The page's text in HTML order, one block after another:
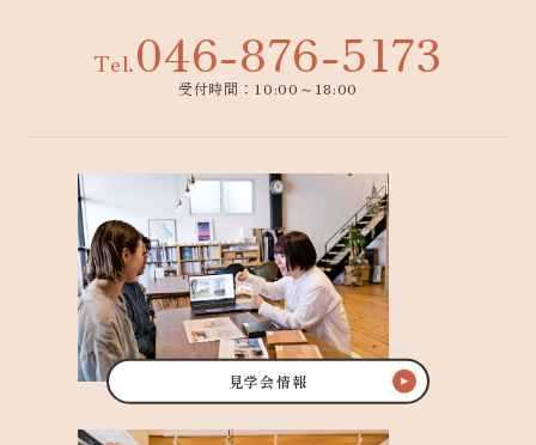
Tel.046-876-5173
受付時間：10:00～18:00
見学会情報